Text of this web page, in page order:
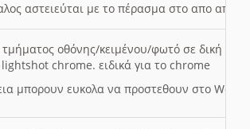
αστειεύται με το πέρασμα στο απο
οθόνης/κειμένου/φωτό σε δική
chrome. ειδικά για το chrome
μπορουν ευκολα να προστεθουν στο Word